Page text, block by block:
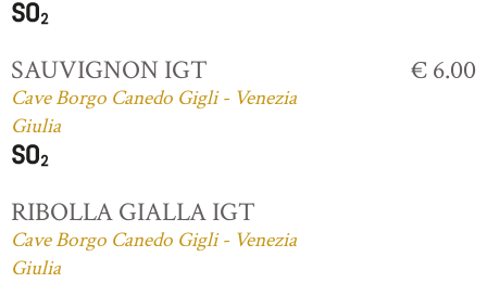
SAUVIGNON IGT
Cave Borgo Canedo Gigli - Venezia
Giulia
€ 6.00
RIBOLLA GIALLA IGT
Cave Borgo Canedo Gigli - Venezia
Giulia